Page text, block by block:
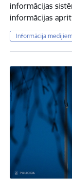
informācijas
informācijas
Informācija medijiem